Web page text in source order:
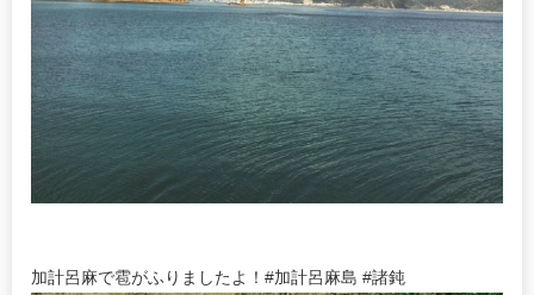
加計呂麻で雹がふりましたよ！#加計呂麻島 #諸鈍